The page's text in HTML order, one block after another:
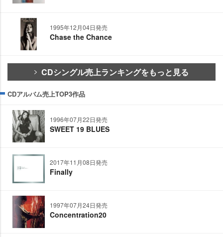
1995年12月04日発売
Chase the Chance
CDシングル売上ランキングをもっと見る
CDアルバム売上TOP3作品
1996年07月22日発売
SWEET 19 BLUES
2017年11月08日発売
Finally
1997年07月24日発売
Concentration20